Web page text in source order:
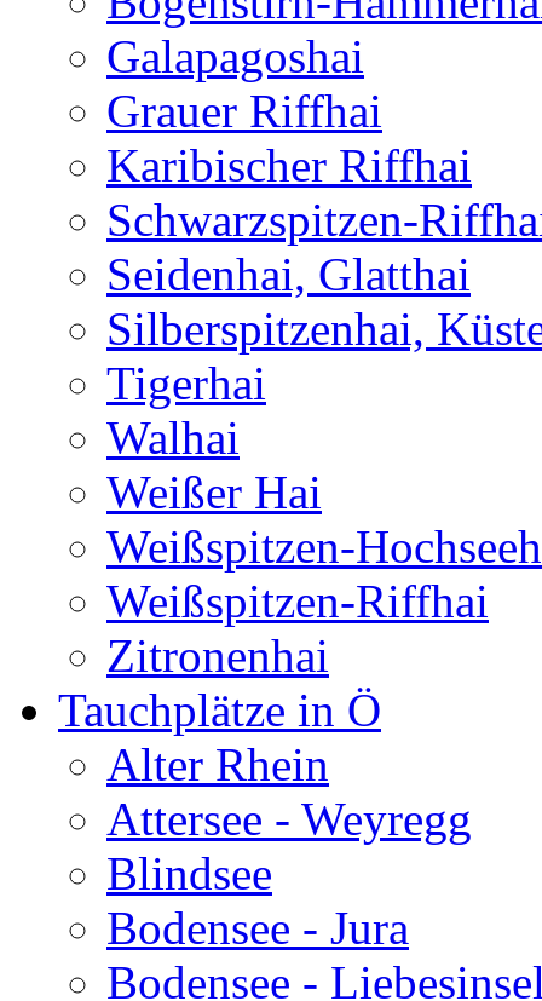
Galapagoshai
Grauer Riffhai
Karibischer Riffhai
Schwarzspitzen-
Seidenhai, Glatthai
Silberspitzenhai,
Tigerhai
Walhai
Weißer Hai
Weißspitzen-
Weißspitzen-Riffhai
Zitronenhai
Tauchplätze in Ö
Alter Rhein
Attersee - Weyregg
Blindsee
Bodensee - Jura
Bodensee -